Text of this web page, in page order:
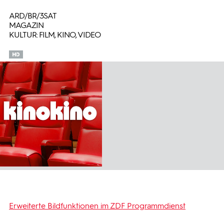
ARD/BR/3SAT
MAGAZIN
KULTUR: FILM, KINO, VIDEO
Erweiterte Bildfunktionen im ZDF Programmdienst